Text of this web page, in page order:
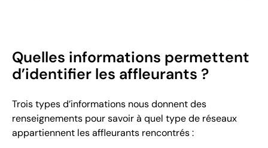
Quelles informations permettent
d’identifier les affleurants ?
Trois types d’informations nous donnent des
renseignements pour savoir à quel type de réseaux
appartiennent les affleurants rencontrés :